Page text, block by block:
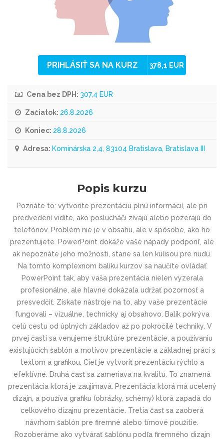
PRIHLÁSIŤ SA NA KURZ 378,1 EUR
Cena bez DPH: 307,4 EUR
Začiatok: 26.8.2026
Koniec: 28.8.2026
Adresa: Kominárska 2,4, 83104 Bratislava, Bratislava III
Popis kurzu
Poznáte to: vytvoríte prezentáciu plnú informácií, ale pri
predvedení vidíte, ako poslucháči zívajú alebo pozerajú do
telefónov. Problém nie je v obsahu, ale v spôsobe, ako ho
prezentujete. PowerPoint dokáže vaše nápady podporiť, ale
ak nepoznáte jeho možnosti, stane sa len kulisou pre nudu.
Na tomto komplexnom balíku kurzov sa naučíte ovládať
PowerPoint tak, aby vaša prezentácia nielen vyzerala
profesionálne, ale hlavne dokázala udržať pozornosť a
presvedčiť. Získate nástroje na to, aby vaše prezentácie
fungovali – vizuálne, technicky aj obsahovo. Balík pokrýva
celú cestu od úplných základov až po pokročilé techniky. V
prvej časti sa venujeme štruktúre prezentácie, a používaniu
existujúcich šablón a motívov prezentácie a základnej práci s
textom a grafikou. Cieľ je vytvoriť prezentáciu rýchlo a
efektívne. Druhá časť sa zameriava na kvalitu. To znamená
prezentácia ktorá je zaujímavá. Prezentácia ktorá má ucelený
dizajn, a používa grafiku (obrázky, schémy) ktorá zapadá do
celkového dizajnu prezentácie. Tretia časť sa zaoberá
návrhom šablón pre firemné alebo tímové použitie.
Rozoberáme ako vytvárať šablónu podľa firemného dizajn